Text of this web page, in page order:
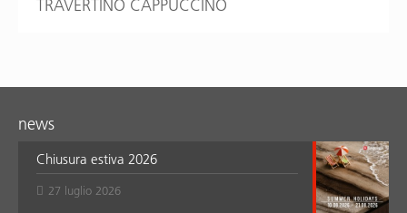
TRAVERTINO CAPPUCCINO
news
Chiusura estiva 2026
27 luglio 2026